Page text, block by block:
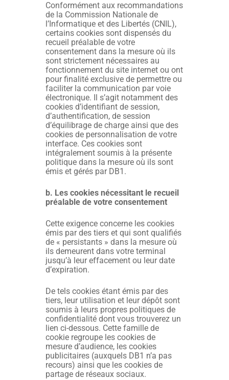
Conformément aux recommandations
de la Commission Nationale de
l’Informatique et des Libertés (CNIL),
certains cookies sont dispensés du
recueil préalable de votre
consentement dans la mesure où ils
sont strictement nécessaires au
fonctionnement du site internet ou ont
pour finalité exclusive de permettre ou
faciliter la communication par voie
électronique. Il s’agit notamment des
cookies d’identifiant de session,
d’authentification, de session
d’équilibrage de charge ainsi que des
cookies de personnalisation de votre
interface. Ces cookies sont
intégralement soumis à la présente
politique dans la mesure où ils sont
émis et gérés par DB1.
b. Les cookies nécessitant le recueil
préalable de votre consentement
Cette exigence concerne les cookies
émis par des tiers et qui sont qualifiés
de « persistants » dans la mesure où
ils demeurent dans votre terminal
jusqu’à leur effacement ou leur date
d’expiration.
De tels cookies étant émis par des
tiers, leur utilisation et leur dépôt sont
soumis à leurs propres politiques de
confidentialité dont vous trouverez un
lien ci-dessous. Cette famille de
cookie regroupe les cookies de
mesure d’audience, les cookies
publicitaires (auxquels DB1 n’a pas
recours) ainsi que les cookies de
partage de réseaux sociaux.